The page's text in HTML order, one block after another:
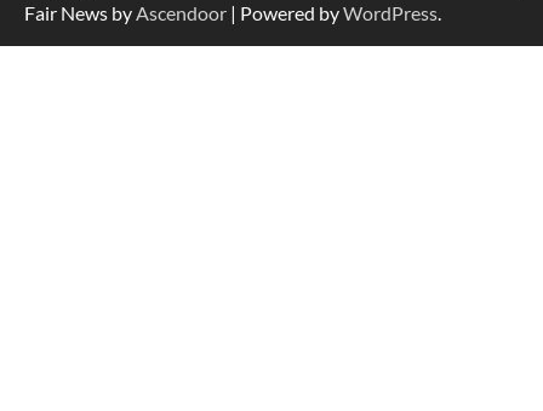
Fair News byAscendoor | Powered byWordPress.